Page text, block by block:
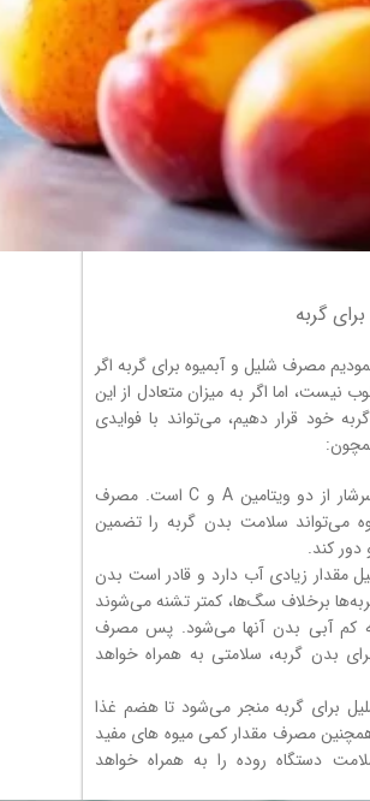
گربه
مصرف شلیل و آبمیوه برای گربه اگر
نیست، اما اگر به میزان متعادل از این
خود قرار دهیم، می‌تواند با فوایدی
: شلیل سرشار از دو ویتامین A و C است. مصرف
می‌تواند سلامت بدن گربه را تضمین
دور کند.
مقدار زیادی آب دارد و قادر است بدن
برخلاف سگ‌ها، کمتر تشنه می‌شوند
کم آبی بدن آنها می‌شود. پس مصرف
بدن گربه، سلامتی به همراه خواهد
برای گربه منجر می‌شود تا هضم غذا
مصرف مقدار کمی میوه های مفید
دستگاه روده را به همراه خواهد